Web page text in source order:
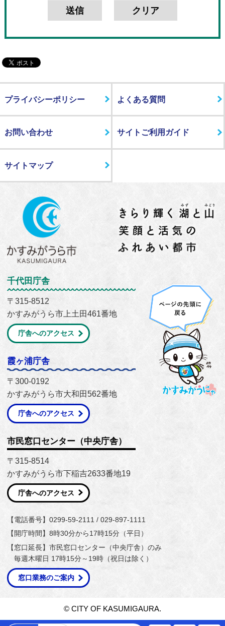
プライバシーポリシー よくある質問
お問い合わせ サイトご利用ガイド
サイトマップ
千代田庁舎
〒315-8512
かすみがうら市上土田461番地
庁舎へのアクセス
霞ヶ浦庁舎
〒300-0192
かすみがうら市大和田562番地
庁舎へのアクセス
市民窓口センター（中央庁舎）
〒315-8514
かすみがうら市下稲吉2633番地19
庁舎へのアクセス
【電話番号】0299-59-2111 / 029-897-1111
【開庁時間】8時30分から17時15分（平日）
【窓口延長】市民窓口センター（中央庁舎）のみ
毎週木曜日 17時15分～19時（祝日は除く）
窓口業務のご案内
© CITY OF KASUMIGAURA.